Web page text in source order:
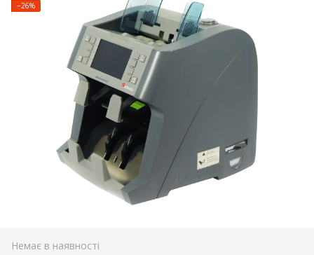
−26%
Немає в наявності